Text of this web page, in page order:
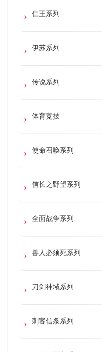
仁王系列
伊苏系列
传说系列
体育竞技
使命召唤系列
信长之野望系列
全面战争系列
兽人必须死系列
刀剑神域系列
刺客信条系列